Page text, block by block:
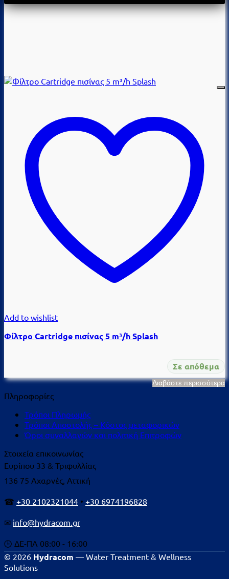
Add to wishlist
Φίλτρο Cartridge πισίνας 5 m³/h Splash
Σε απόθεμα
Διαβάστε περισσότερα
Πληροφορίες
Τρόποι Πληρωμής
Τρόποι Αποστολής – Κόστος μεταφορικών
Όροι συναλλαγών και πολιτική Επιτροφών
Στοιχεία επικοινωνίας
Ευρίπου 33 & Τριφυλλίας
136 75 Αχαρνές, Αττική
☎ +30 2102321044 • +30 6974196828
✉ info@hydracom.gr
🕒 ΔΕ-ΠΑ 08:00 - 16:00
© 2026 Hydracom — Water Treatment & Wellness
Solutions